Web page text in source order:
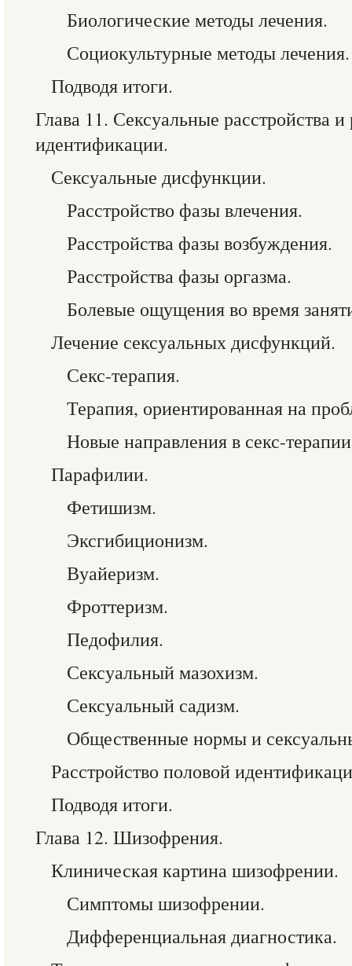
Биологические методы лечения.
Социокультурные методы лечения.
Подводя итоги.
Глава 11. Сексуальные расстройства
идентификации.
Сексуальные дисфункции.
Расстройство фазы влечения.
Расстройства фазы возбуждения.
Расстройства фазы оргазма.
Болевые ощущения во время
Лечение сексуальных дисфункций.
Секс-терапия.
Терапия, ориентированная на
Новые направления в секс-
Парафилии.
Фетишизм.
Эксгибиционизм.
Вуайеризм.
Фроттеризм.
Педофилия.
Сексуальный мазохизм.
Сексуальный садизм.
Общественные нормы и
Расстройство половой
Подводя итоги.
Глава 12. Шизофрения.
Клиническая картина шизофрении.
Симптомы шизофрении.
Дифференциальная диагностика.